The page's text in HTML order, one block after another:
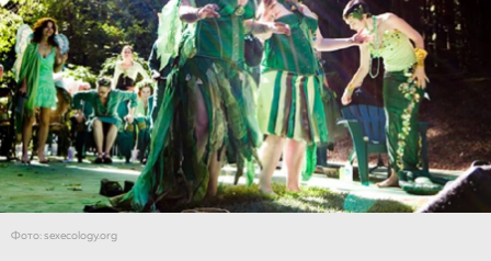
Фото: sexecology.org